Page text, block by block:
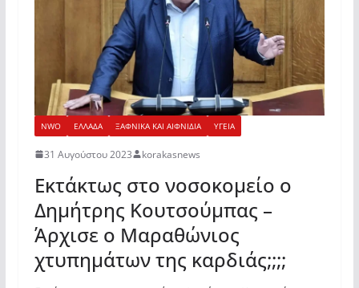
NWO ΕΛΛΑΔΑ ΞΑΦΝΙΚΑ ΚΑΙ ΑΙΦΝΙΔΙΑ ΥΓΕΙΑ
31 Αυγούστου 2023 korakasnews
Εκτάκτως στο νοσοκομείο ο
Δημήτρης Κουτσούμπας –
Άρχισε ο Μαραθώνιος
χτυπημάτων της καρδιάς;;;;